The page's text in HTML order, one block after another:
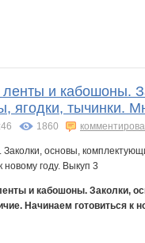
и кабошоны.
ягодки, тычинки.
1860
и кабошоны. Заколки,
Начинаем готовиться к